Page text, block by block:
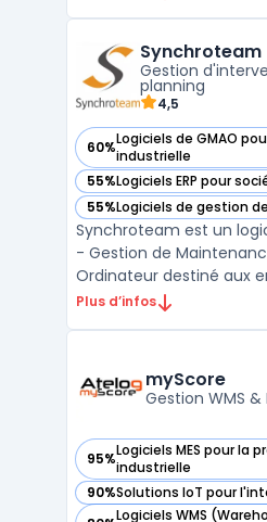
et une surveillance
production. Cette
Synchroteam
Gestion
planning
4,5
60%Logiciels de GMAO
industrielle
— voir Synchroteam dans
55%Logiciels ERP pour
— voir Synchroteam dans
55%Logiciels de gestion
— voir Synchroteam dans
Synchroteam est un
- Gestion de
Ordinateur destiné aux
toutes tailles. Il offre
qu'une interfac ...
Plus d’infos
myScore
Gestion WMS &
95%Logiciels MES pour la
industrielle
— voir myScore dans cette
90%Solutions IoT pour
— voir myScore dans
Logiciels WMS